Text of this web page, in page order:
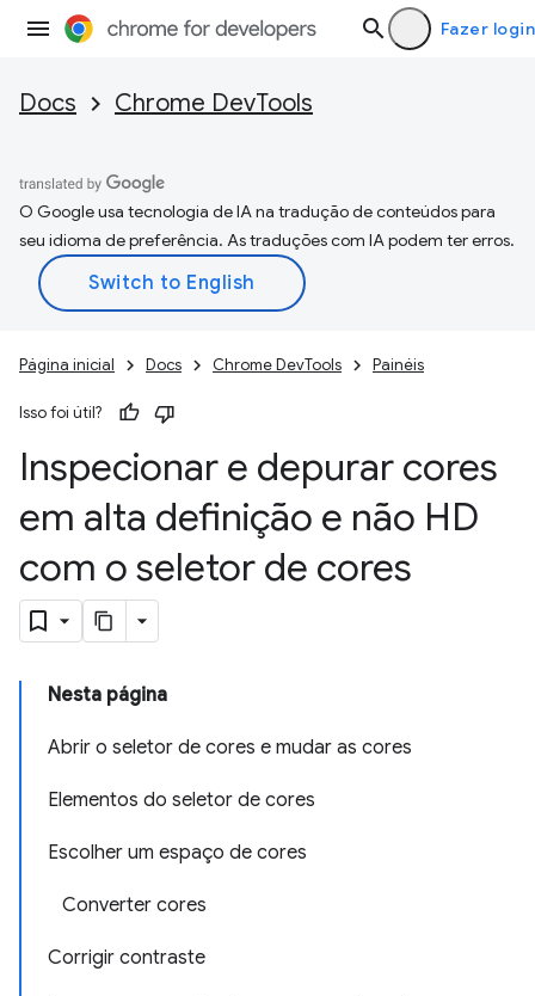
Fazer login
Docs Chrome DevTools
O Google usa tecnologia de IA na tradução de conteúdos para
seu idioma de preferência. As traduções com IA podem ter erros.
Página inicial Docs Chrome DevTools Painéis
Isso foi útil?
Inspecionar e depurar cores
em alta definição e não HD
com o seletor de cores
Nesta página
Abrir o seletor de cores e mudar as cores
Elementos do seletor de cores
Escolher um espaço de cores
Converter cores
Corrigir contraste